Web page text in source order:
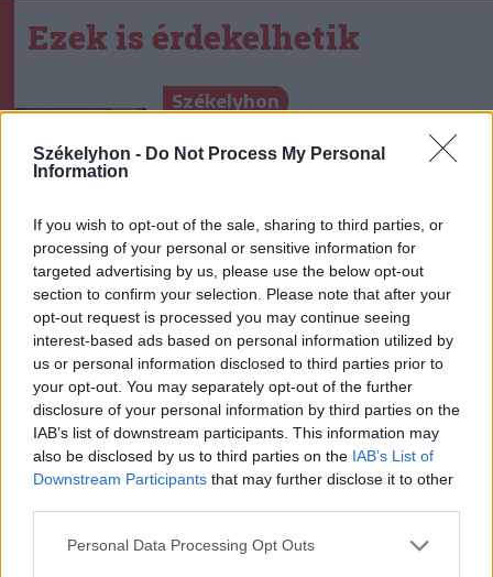
Székelyhon - Do Not Process My Personal
Information
If you wish to opt-out of the sale, sharing to third parties, or
processing of your personal or sensitive information for
targeted advertising by us, please use the below opt-out
section to confirm your selection. Please note that after your
opt-out request is processed you may continue seeing
interest-based ads based on personal information utilized by
us or personal information disclosed to third parties prior to
your opt-out. You may separately opt-out of the further
disclosure of your personal information by third parties on the
IAB’s list of downstream participants. This information may
also be disclosed by us to third parties on the IAB’s List of
Downstream Participants that may further disclose it to other
Personal Data Processing Opt Outs
Ezek is érdekelhetik
Székelyhon
Hetek óta először csökkent
az üzemanyagok ára
Székelyhon
„Óriási csattanás volt” – így
emlékszik vissza a kedd esti
balesetre a csíkszeredai
családfő
Székely Sport
Súlyos veszteség, kilenc